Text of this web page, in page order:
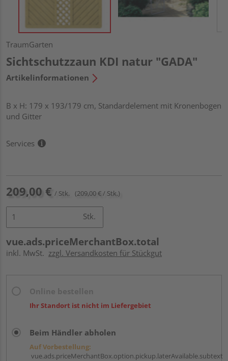
TraumGarten
Sichtschutzzaun KDI natur "GADA"
Artikelinformationen
B x H: 179 x 193/179 cm, Standardelement mit Kronenbogen
und Gitter
Services
209,00 € / Stk. (209,00 € / Stk.)
Stk.
vue.ads.priceMerchantBox.total
inkl. MwSt. zzgl. Versandkosten für Stückgut
Ihr Standort ist nicht im Liefergebiet
Beim Händler abholen
Auf Vorbestellung:
vue.ads.priceMerchantBox.option.pickup.laterAvailable.subtext